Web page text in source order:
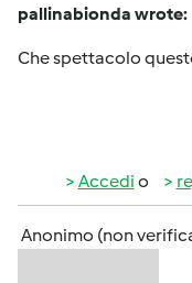
pallinabionda wrote:
Che spettacolo
Accedi o
Anonimo (non